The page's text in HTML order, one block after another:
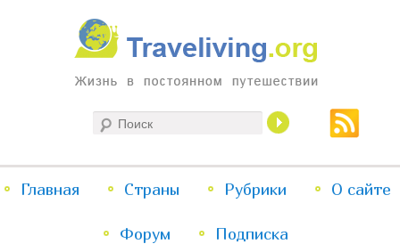
Traveliving
Жизнь в постоянном путешествии
меню
Перейти
к
Перейти
к
Главная Страны Рубрики О сайте
Форум Подписка